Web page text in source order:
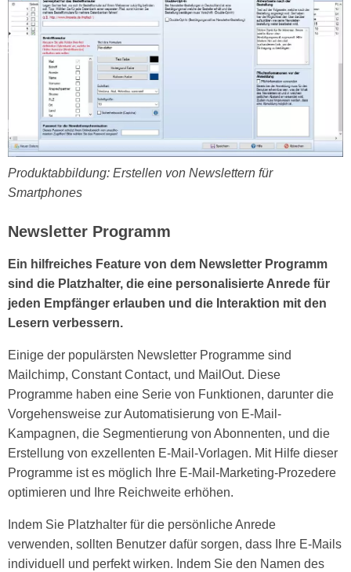
Produktabbildung: Erstellen von Newslettern für
Smartphones
Newsletter Programm
Ein hilfreiches Feature von dem Newsletter Programm
sind die Platzhalter, die eine personalisierte Anrede für
jeden Empfänger erlauben und die Interaktion mit den
Lesern verbessern.
Einige der populärsten Newsletter Programme sind
Mailchimp, Constant Contact, und MailOut. Diese
Programme haben eine Serie von Funktionen, darunter die
Vorgehensweise zur Automatisierung von E-Mail-
Kampagnen, die Segmentierung von Abonnenten, und die
Erstellung von exzellenten E-Mail-Vorlagen. Mit Hilfe dieser
Programme ist es möglich Ihre E-Mail-Marketing-Prozedere
optimieren und Ihre Reichweite erhöhen.
Indem Sie Platzhalter für die persönliche Anrede
verwenden, sollten Benutzer dafür sorgen, dass Ihre E-Mails
individuell und perfekt wirken. Indem Sie den Namen des